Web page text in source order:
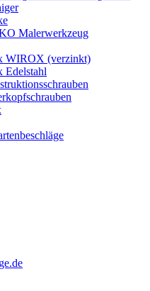
Malerwerkzeug
WIROX (verzinkt)
Edelstahl